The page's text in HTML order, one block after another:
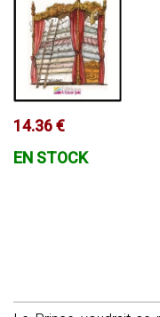
14.36 €
EN STOCK